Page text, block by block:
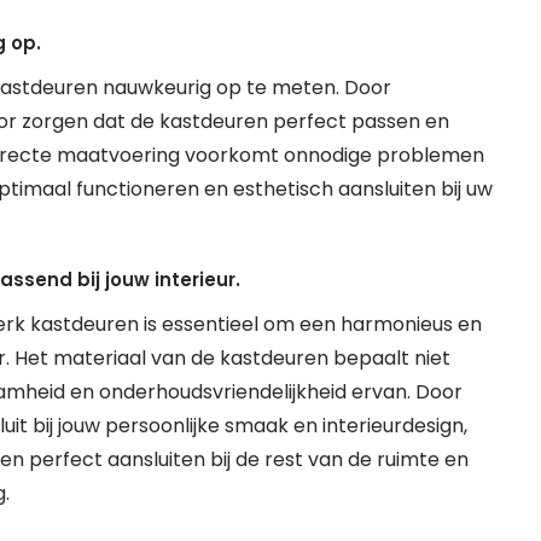
op.
nauwkeurig op te meten. Door
zorgen dat de kastdeuren perfect passen en
maatvoering voorkomt onnodige problemen
functioneren en esthetisch aansluiten bij uw
bij jouw interieur.
kastdeuren is essentieel om een harmonieus en
Het materiaal van de kastdeuren bepaalt niet
en onderhoudsvriendelijkheid ervan. Door
bij jouw persoonlijke smaak en interieurdesign,
perfect aansluiten bij de rest van de ruimte en